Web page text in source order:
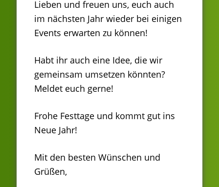
Lieben und freuen uns, euch auch
im nächsten Jahr wieder bei einigen
Events erwarten zu können!
Habt ihr auch eine Idee, die wir
gemeinsam umsetzen könnten?
Meldet euch gerne!
Frohe Festtage und kommt gut ins
Neue Jahr!
Mit den besten Wünschen und
Grüßen,